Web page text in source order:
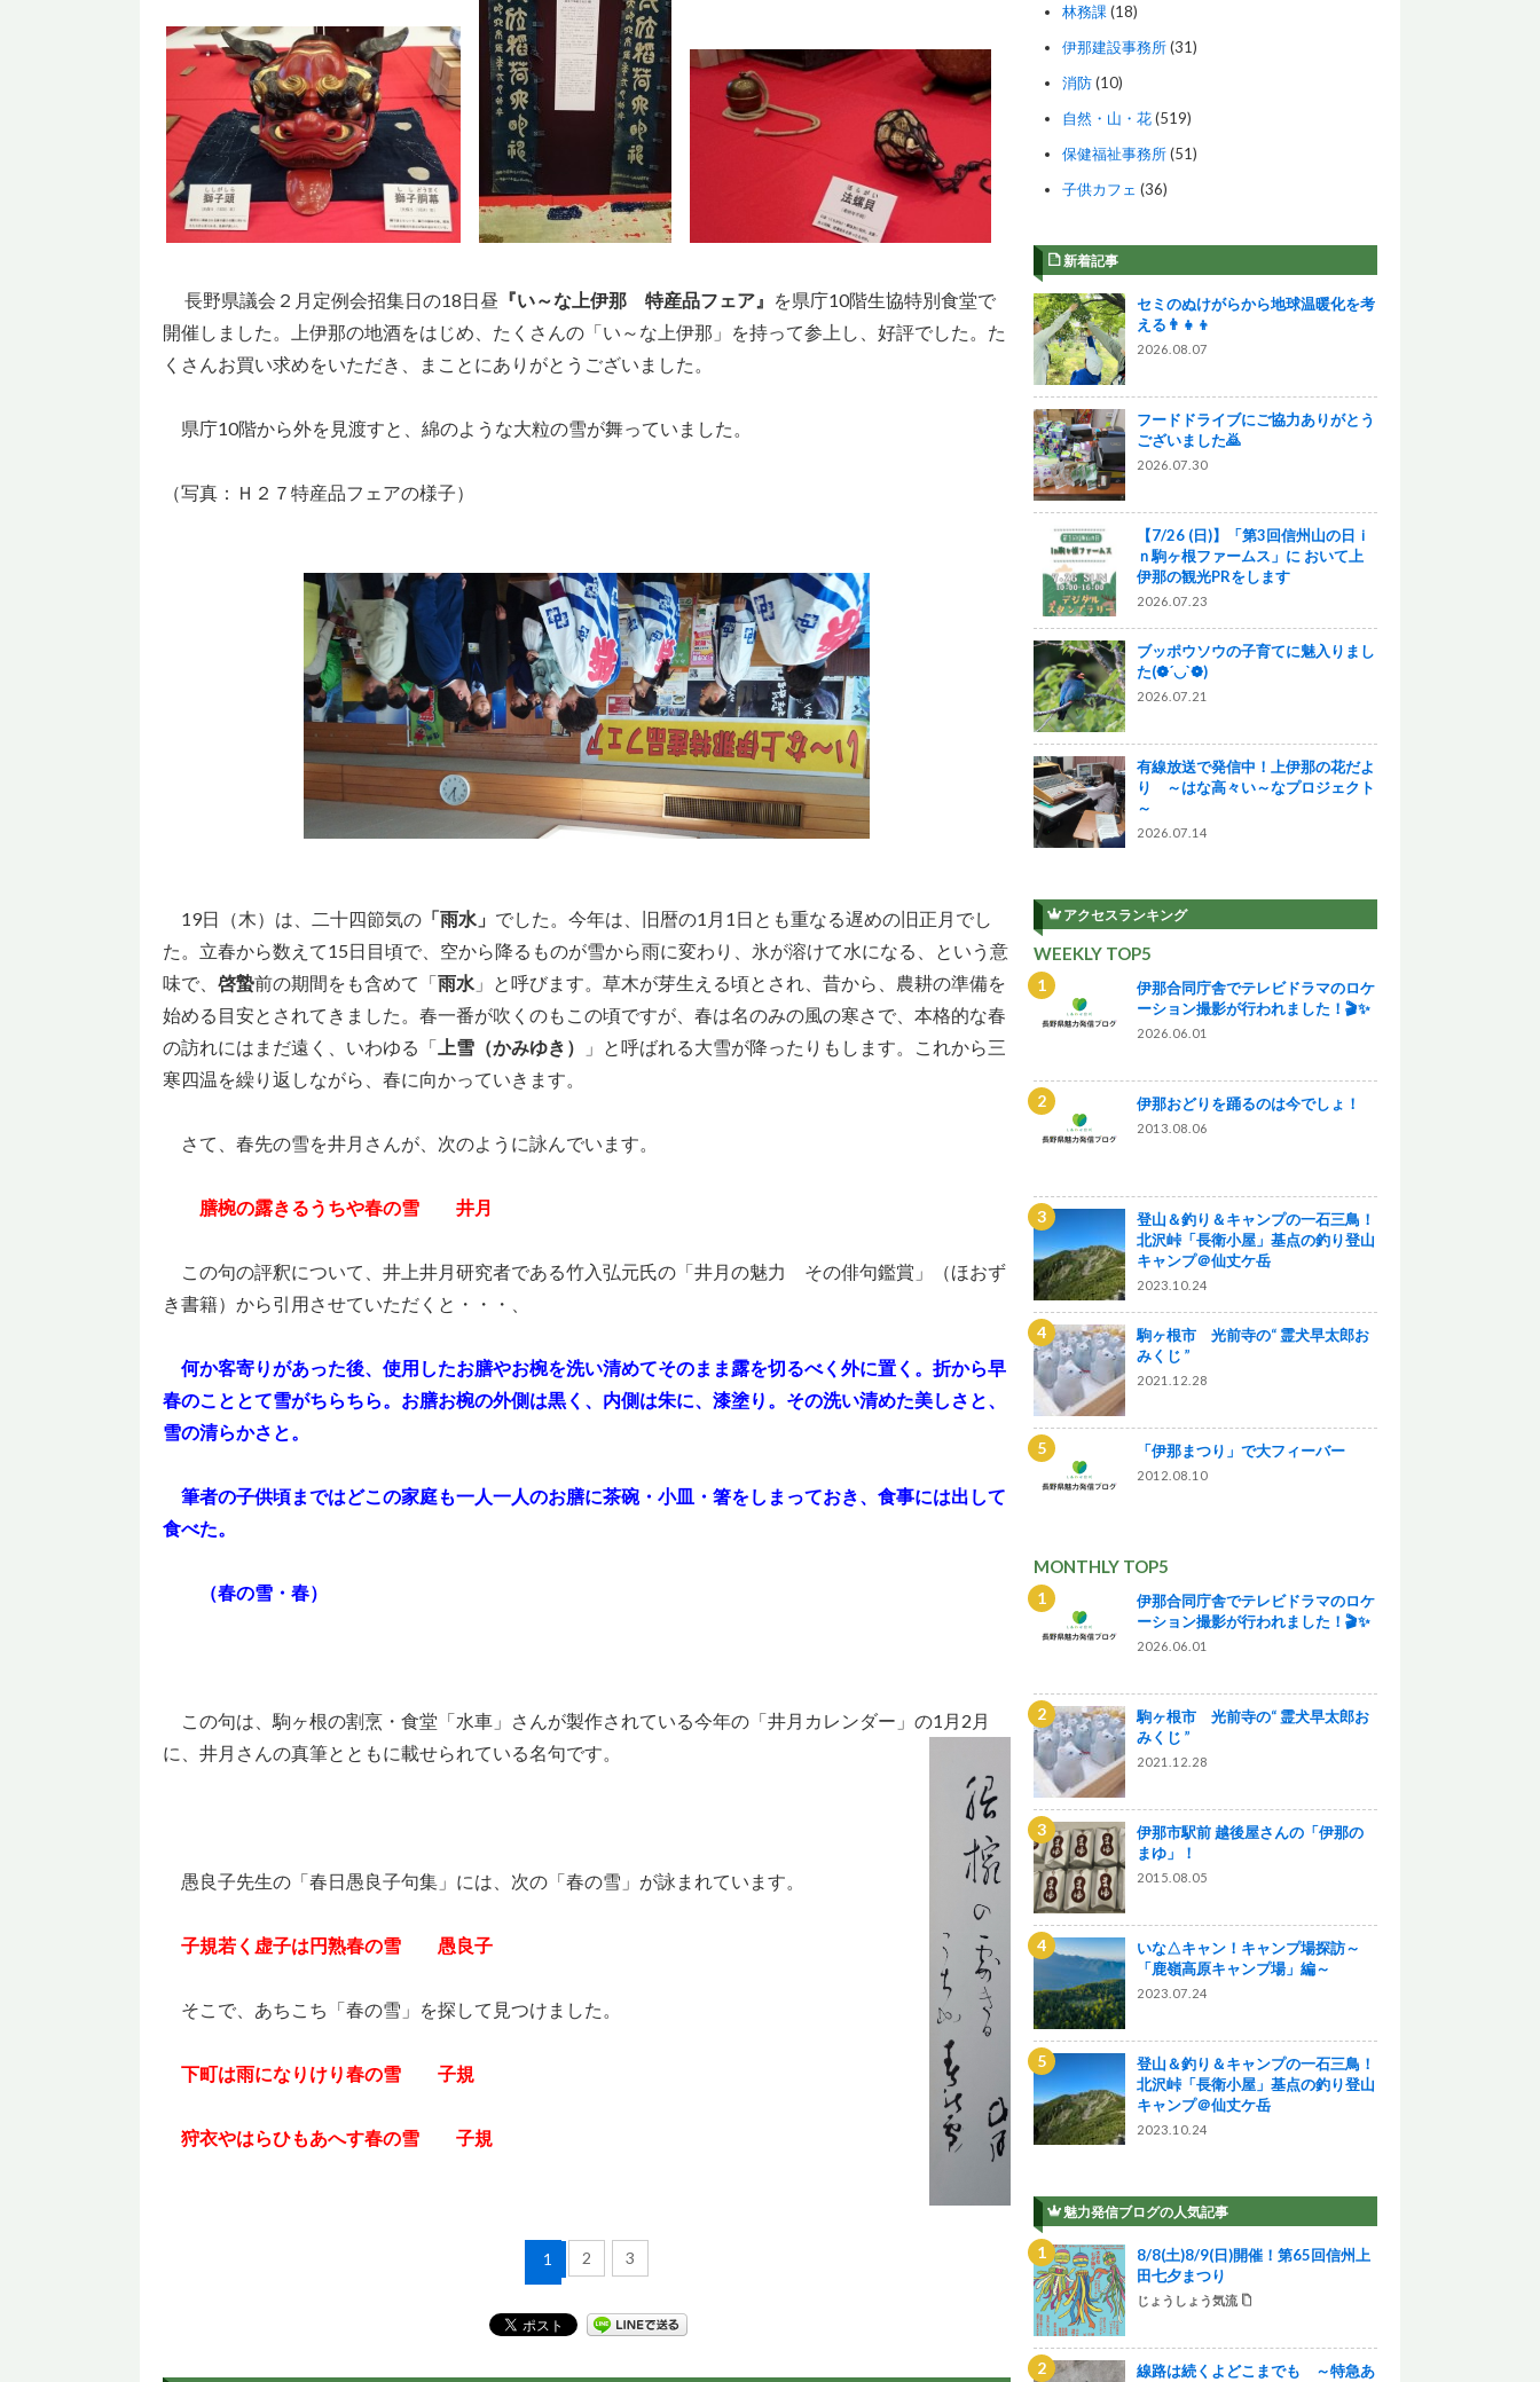
長野県議会２月定例会招集日の18日昼 『い～な上伊那 特産品フェア』 を県庁10階生協特別食堂で
開催しました。上伊那の地酒をはじめ、たくさんの「い～な上伊那」を持って参上し、好評でした。た
くさんお買い求めをいただき、まことにありがとうございました。
県庁10階から外を見渡すと、綿のような大粒の雪が舞っていました。
（写真：Ｈ２７特産品フェアの様子）
19日（木）は、二十四節気の 「雨水」 でした。今年は、旧暦の1月1日とも重なる遅めの旧正月でし
た。立春から数えて15日目頃で、空から降るものが雪から雨に変わり、氷が溶けて水になる、という意
味で、 啓蟄前の期間をも含めて「雨水 」と呼びます。草木が芽生える頃とされ、昔から、農耕の準備を
始める目安とされてきました。春一番が吹くのもこの頃ですが、春は名のみの風の寒さで、本格的な春
の訪れにはまだ遠く、いわゆる「 上雪（かみゆき）
」と呼ばれる大雪が降ったりもします。これから三
寒四温を繰り返しながら、春に向かっていきます。
さて、春先の雪を井月さんが、次のように詠んでいます。
膳椀の露きるうちや春の雪 井月
この句の評釈について、井上井月研究者である竹入弘元氏の「井月の魅力 その俳句鑑賞」（ほおず
き書籍）から引用させていただくと・・・、
何か客寄りがあった後、使用したお膳やお椀を洗い清めてそのまま露を切るべく外に置く。折から早
春のこととて雪がちらちら。お膳お椀の外側は黒く、内側は朱に、漆塗り。その洗い清めた美しさと、
雪の清らかさと。
筆者の子供頃まではどこの家庭も一人一人のお膳に茶碗・小皿・箸をしまっておき、食事には出して
食べた。
（春の雪・春）
この句は、駒ヶ根の割烹・食堂「水車」さんが製作されている今年の「井月カレンダー」の1月2月
に、井月さんの真筆とともに載せられている名句です。
愚良子先生の「春日愚良子句集」には、次の「春の雪」が詠まれています。
子規若く虚子は円熟春の雪 愚良子
そこで、あちこち「春の雪」を探して見つけました。
下町は雨になりけり春の雪 子規
狩衣やはらひもあへす春の雪 子規
1 2 3
林務課 (18)
伊那建設事務所(31)
消防(10)
自然・山・花(519)
保健福祉事務所(51)
子供カフェ (36)
新着記事
セミのぬけがらから地球温暖化を考
える👨‍👧‍👦
2026.08.07
フードドライブにご協力ありがとう
ございました🙇
2026.07.30
【7/26 (日)】「第3回信州山の日ｉ
ｎ駒ヶ根ファームス」に おいて上
伊那の観光PRをします
2026.07.23
ブッポウソウの子育てに魅入りまし
た(❁´◡`❁)
2026.07.21
有線放送で発信中！上伊那の花だよ
り ～はな高々い～なプロジェクト
～
2026.07.14
アクセスランキング
WEEKLY TOP5
伊那合同庁舎でテレビドラマのロケ
ーション撮影が行われました！🎬✨
2026.06.01
伊那おどりを踊るのは今でしょ！
2013.08.06
登山＆釣り＆キャンプの一石三鳥！
北沢峠「長衛小屋」基点の釣り登山
キャンプ＠仙丈ケ岳
2023.10.24
駒ヶ根市 光前寺の“ 霊犬早太郎お
みくじ ”
2021.12.28
「伊那まつり」で大フィーバー
2012.08.10
MONTHLY TOP5
伊那合同庁舎でテレビドラマのロケ
ーション撮影が行われました！🎬✨
2026.06.01
駒ヶ根市 光前寺の“ 霊犬早太郎お
みくじ ”
2021.12.28
伊那市駅前 越後屋さんの「伊那の
まゆ」！
2015.08.05
いな△キャン！キャンプ場探訪～
「鹿嶺高原キャンプ場」編～
2023.07.24
登山＆釣り＆キャンプの一石三鳥！
北沢峠「長衛小屋」基点の釣り登山
キャンプ＠仙丈ケ岳
2023.10.24
魅力発信ブログの人気記事
8/8(土)8/9(日)開催！第65回信州上
田七夕まつり
じょうしょう気流
線路は続くよどこまでも ～特急あ